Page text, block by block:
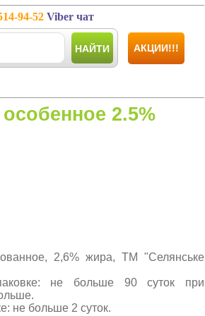
94-52 Viber чат
НАЙТИ АКЦИИ!!!
2.5%
2,6% жира, ТМ "Селянське
не больше 90 суток при
не больше 2 суток.